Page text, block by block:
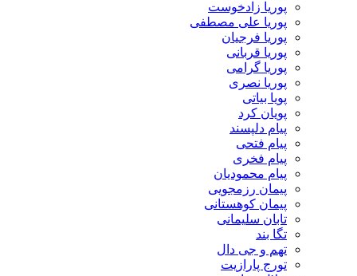
پوریا زادخوست
پوریا علی مصطفی
پوریا فرجیان
پوریا قربانی
پوریا گرامی
پوریا نصری
پویا بیاتی
پویان کرد
پیام دلپسند
پیام فتحی
پیام فخری
پیام محمودیان
پیمان رزمجویی
پیمان کوهستانی
تابان سلیمانی
تگا بند
تهم و جی دال
تورج پارازیت